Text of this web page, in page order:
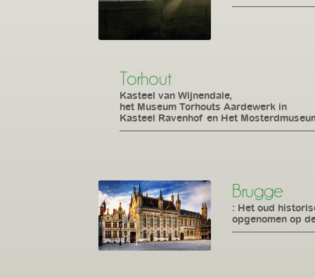
Torhout
Kasteel van Wijnendale,
het Museum Torhouts Aardewerk in
Kasteel Ravenhof en Het
Brugge
: Het oud
opgenomen op